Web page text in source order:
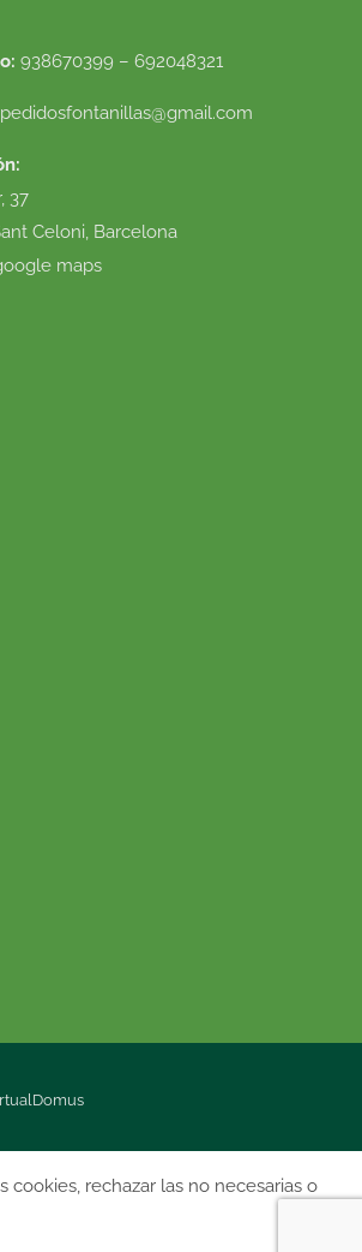
938670399 – 692048321
pedidosfontanillas@gmail.com
37
Celoni, Barcelona
maps
rechazar las no necesarias o